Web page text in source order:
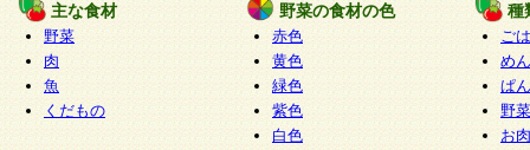
主な食材
野菜
肉
魚
くだもの
野菜の食材の色
赤色
黄色
緑色
紫色
白色
種
ご
めん
ぱん
野
お